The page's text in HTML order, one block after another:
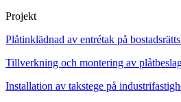
Projekt
Plåtinklädnad av entrétak på
Tillverkning och montering av
Installation av takstege på